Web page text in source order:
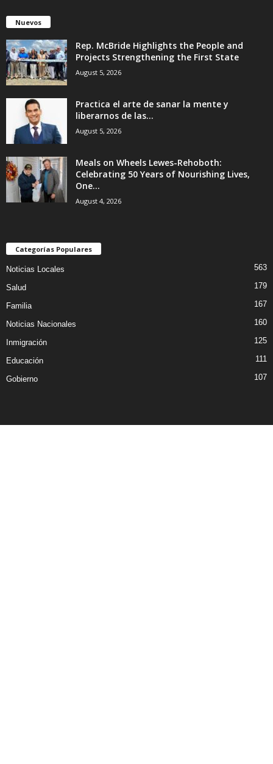
Nuevos
Rep. McBride Highlights the People and
Projects Strengthening the First State
August 5, 2026
Practica el arte de sanar la mente y
liberarnos de las...
August 5, 2026
Meals on Wheels Lewes-Rehoboth:
Celebrating 50 Years of Nourishing Lives,
One...
August 4, 2026
Categorías Populares
Noticias Locales 563
Salud 179
Familia 167
Noticias Nacionales 160
Inmigración 125
Educación 111
Gobierno 107